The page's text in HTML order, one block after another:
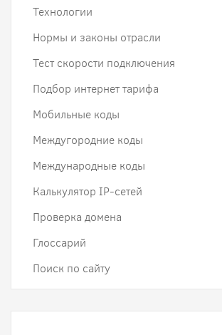
Технологии
Нормы и законы отрасли
Тест скорости подключения
Подбор интернет тарифа
Мобильные коды
Междугородние коды
Международные коды
Калькулятор IP-сетей
Проверка домена
Глоссарий
Поиск по сайту